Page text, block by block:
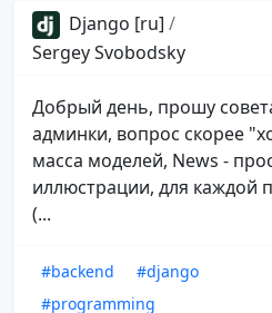
Django [ru] /
Sergey Svobodsky
Добрый день, прошу
админки, вопрос скорее
масса моделей, News -
иллюстрации, для каждой
(...
#backend
#django
#programming